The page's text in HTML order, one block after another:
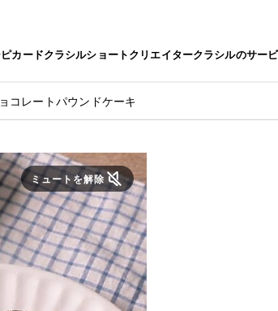
カードクラシルショートクリエイタークラシルのサー
コレートパウンドケーキ
ミュートを解除